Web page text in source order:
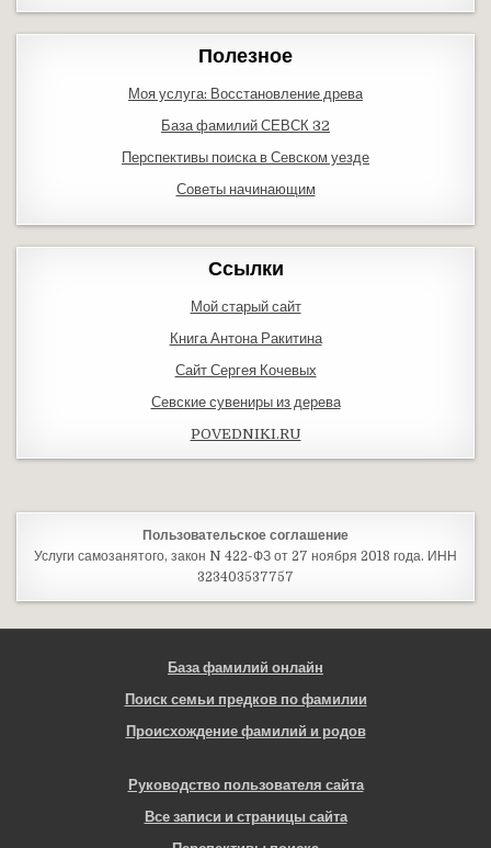
Полезное
Моя услуга: Восстановление древа
База фамилий СЕВСК 32
Перспективы поиска в Севском уезде
Советы начинающим
Ссылки
Мой старый сайт
Книга Антона Ракитина
Сайт Сергея Кочевых
Севские сувениры из дерева
POVEDNIKI.RU
Пользовательское соглашение
Услуги самозанятого, закон N 422-ФЗ от 27 ноября 2018 года. ИНН
323403537757
База фамилий онлайн
Поиск семьи предков по фамилии
Происхождение фамилий и родов
Руководство пользователя сайта
Все записи и страницы сайта